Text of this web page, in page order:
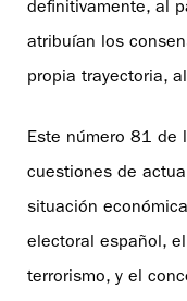
definitivamente, al
atribuían los
propia trayectoria,
Este número 81 de
cuestiones de
situación
electoral español,
terrorismo, y el